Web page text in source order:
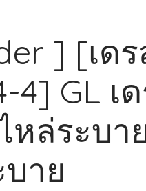
] [เด
4] GL
หล่ระบ
าย